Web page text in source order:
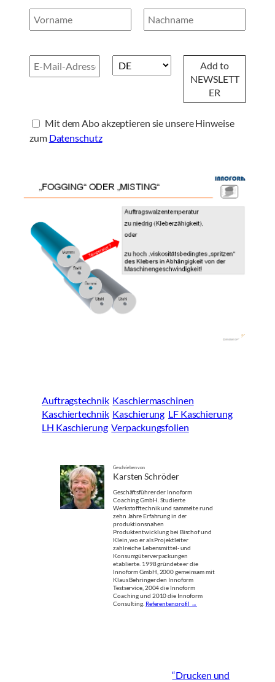
Mit dem Abo akzeptieren sie unsere Hinweise
zum Datenschutz
Auftragstechnik Kaschiermaschinen
Kaschiertechnik Kaschierung LF Kaschierung
LH Kaschierung Verpackungsfolien
Geschrieben von
Karsten Schröder
Geschäftsführer der Innoform
Coaching GmbH. Studierte
Werkstofftechnik und sammelte rund
zehn Jahre Erfahrung in der
produktionsnahen
Produktentwicklung bei Bischof und
Klein, wo er als Projektleiter
zahlreiche Lebensmittel- und
Konsumgüterverpackungen
etablierte. 1998 gründete er die
Innoform GmbH, 2000 gemeinsam mit
Klaus Behringer den Innoform
Testservice, 2004 die Innoform
Coaching und 2010 die Innoform
Consulting. Referentenprofil →
“Drucken und